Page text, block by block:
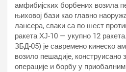
амфибијских борбених возила
њиховој бази као главно
лансера, сваки са по шест
ракета ХЈ-10 — укупно 12
ЗБД-05) је савремено кинеско
возило пешадије, конструисано
операције и борбу у